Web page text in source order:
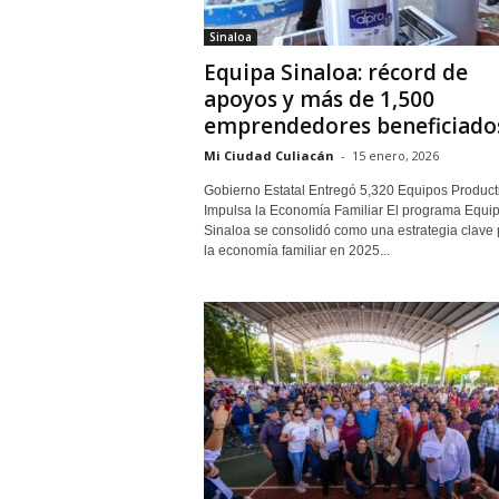
Sinaloa
Equipa Sinaloa: récord de
apoyos y más de 1,500
emprendedores
Mi Ciudad Culiacán - 15 enero, 2026
Gobierno Estatal Entregó 5,320 Equipos
Impulsa la Economía Familiar El programa
Sinaloa se consolidó como una estrategia clave
la economía familiar en 2025...